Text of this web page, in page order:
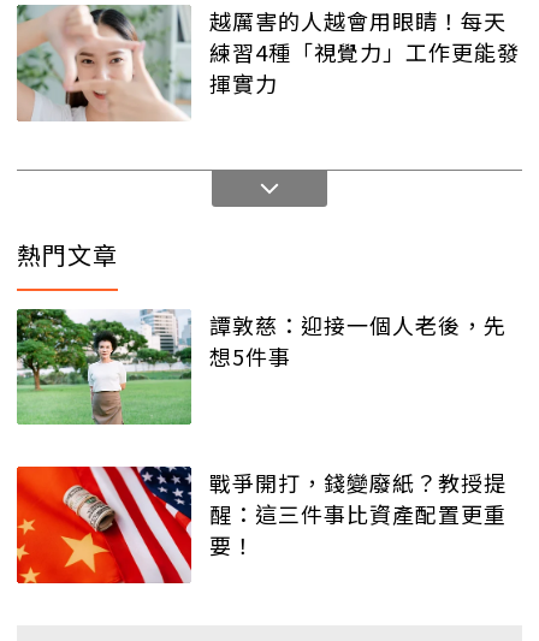
越厲害的人越會用眼睛！每天
練習4種「視覺力」工作更能發
揮實力
熱門文章
譚敦慈：迎接一個人老後，先
想5件事
戰爭開打，錢變廢紙？教授提
醒：這三件事比資產配置更重
要！